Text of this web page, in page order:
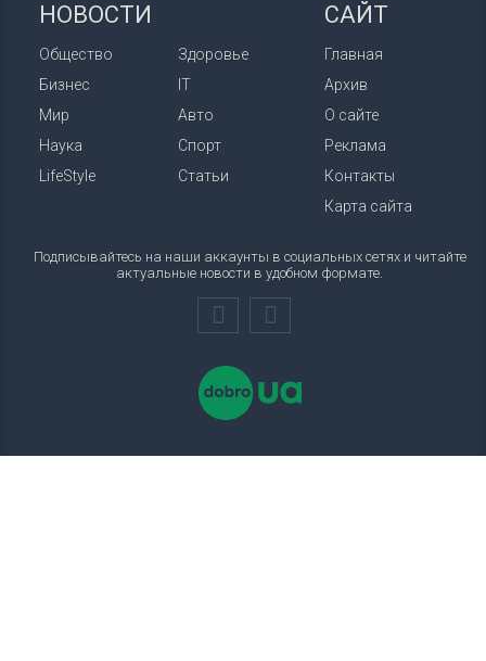
НОВОСТИ
Общество
Бизнес
Мир
Наука
LifeStyle
Здоровье
IT
Авто
Спорт
Статьи
САЙТ
Главная
Архив
О сайте
Реклама
Контакты
Карта сайта
Подписывайтесь на наши аккаунты в социальных сетях и читайте
актуальные новости в удобном формате.